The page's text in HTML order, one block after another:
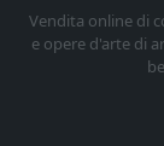
Vendita online di
e opere d'arte di